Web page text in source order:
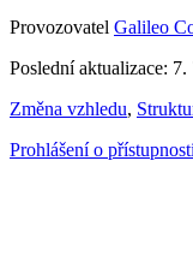
Provozovatel Galileo
Poslední aktualizace: 7.
Změna vzhledu,
Prohlášení o přístupnosti